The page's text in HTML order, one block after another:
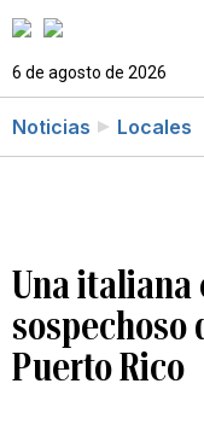
6 de agosto de 2026
Noticias Locales
Una italiana
sospechoso
Puerto Rico